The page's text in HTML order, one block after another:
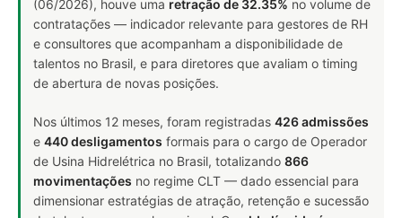
(06/2026), houve uma retração de 32.35% no volume de
contratações — indicador relevante para gestores de RH
e consultores que acompanham a disponibilidade de
talentos no Brasil, e para diretores que avaliam o timing
de abertura de novas posições.
Nos últimos 12 meses, foram registradas 426 admissões
e 440 desligamentos formais para o cargo de Operador
de Usina Hidrelétrica no Brasil, totalizando 866
movimentações no regime CLT — dado essencial para
dimensionar estratégias de atração, retenção e sucessão